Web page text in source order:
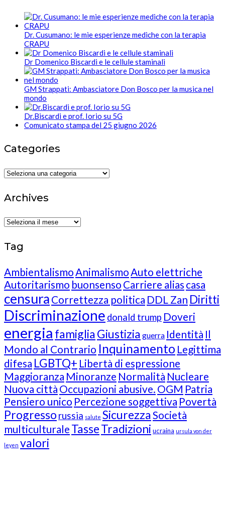
Dr. Cusumano: le mie esperienze mediche con la terapia
CRAPU
Dr Domenico Biscardi e le cellule staminali
GM Strappati: Ambasciatore Don Bosco per la musica nel
mondo
Dr.Biscardi e prof. Iorio su 5G
Comunicato stampa del 25 giugno 2026
Categories
Categories
Archives
Archives
Tag
AmbientalismoAnimalismoAuto elettriche
Autoritarismo buonsenso Carriere alias casa
censura Correttezza politica DDL Zan Diritti
Discriminazione donald trump Doveri
energia famigliaGiustizia guerra Identità Il
Mondo al Contrario Inquinamento Legittima
difesa LGBTQ+ Libertà di espressione
Maggioranza Minoranze Normalità Nucleare
Nuova città Occupazioni abusive. OGM Patria
Pensiero unico Percezione soggettiva Povertà
Progresso russia salute SicurezzaSocietà
multiculturale TasseTradizioni ucraina ursula von der
leyen valori